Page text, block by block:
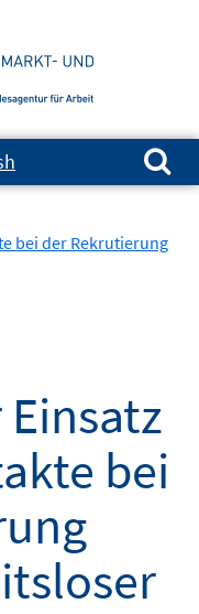
Suchen nach:
bei der Rekrutierung
bei